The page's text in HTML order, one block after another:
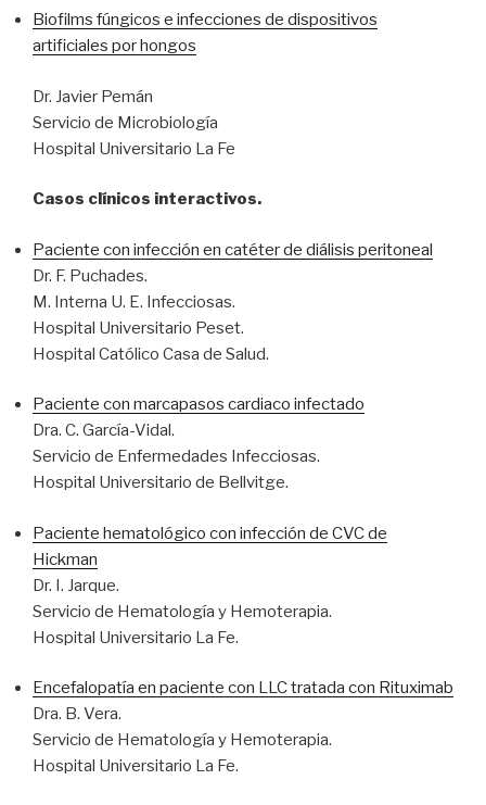
Biofilms fúngicos e infecciones de dispositivos
artificiales por hongos
Dr. Javier Pemán
Servicio de Microbiología
Hospital Universitario La Fe
Casos clínicos interactivos.
Paciente con infección en catéter de diálisis peritoneal
Dr. F. Puchades.
M. Interna U. E. Infecciosas.
Hospital Universitario Peset.
Hospital Católico Casa de Salud.
Paciente con marcapasos cardiaco infectado
Dra. C. García-Vidal.
Servicio de Enfermedades Infecciosas.
Hospital Universitario de Bellvitge.
Paciente hematológico con infección de CVC de
Hickman
Dr. I. Jarque.
Servicio de Hematología y Hemoterapia.
Hospital Universitario La Fe.
Encefalopatía en paciente con LLC tratada con Rituximab
Dra. B. Vera.
Servicio de Hematología y Hemoterapia.
Hospital Universitario La Fe.